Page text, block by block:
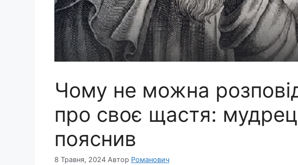
Чому не можна
про своє щастя:
пояснив
8 Травня, 2024 Автор Романович